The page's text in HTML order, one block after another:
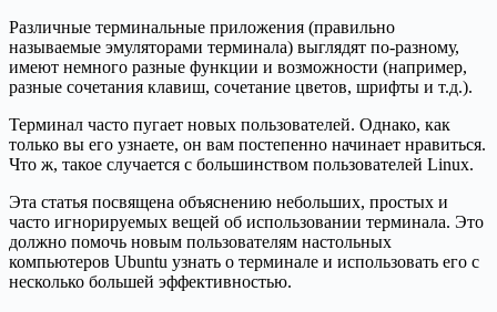
Различные терминальные приложения (правильно
называемые эмуляторами терминала) выглядят по-разному,
имеют немного разные функции и возможности (например,
разные сочетания клавиш, сочетание цветов, шрифты и т.д.).
Терминал часто пугает новых пользователей. Однако, как
только вы его узнаете, он вам постепенно начинает нравиться.
Что ж, такое случается с большинством пользователей Linux.
Эта статья посвящена объяснению небольших, простых и
часто игнорируемых вещей об использовании терминала. Это
должно помочь новым пользователям настольных
компьютеров Ubuntu узнать о терминале и использовать его с
несколько большей эффективностью.